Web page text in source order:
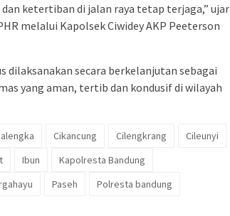
ketertiban di jalan raya tetap terjaga,” ujar
melalui Kapolsek Ciwidey AKP Peeterson
secara berkelanjutan sebagai
yang aman, tertib dan kondusif di wilayah
Cikancung Cilengkrang
Cileunyi
Ibun
Kapolresta Bandung
Paseh
Polresta bandung